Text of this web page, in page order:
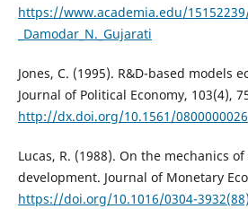
https://www.academia.edu/
_Damodar_N._Gujarati
Jones, C. (1995). R&D-based models
Journal of Political Economy, 103(4),
http://dx.doi.org/10.1561/0800000026
Lucas, R. (1988). On the mechanics
development. Journal of Monetary
https://doi.org/10.1016/0304-